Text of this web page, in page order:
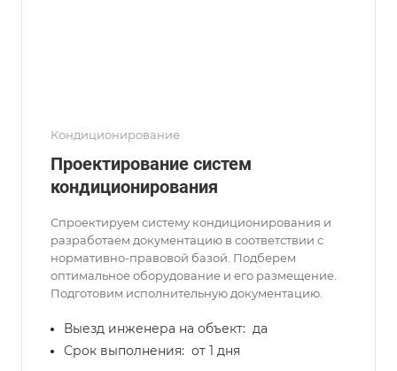
Кондиционирование
Проектирование систем
кондиционирования
Спроектируем систему кондиционирования и
разработаем документацию в соответствии с
нормативно-правовой базой. Подберем
оптимальное оборудование и его размещение.
Подготовим исполнительную документацию.
Выезд инженера на объект: да
Срок выполнения: от 1 дня